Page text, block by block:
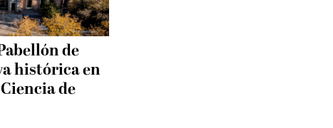
de
histórica en
de